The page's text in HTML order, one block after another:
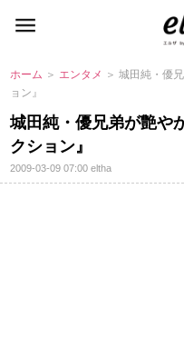
ホーム ＞ エンタメ ＞ 城田純・優
ョン』
城田純・優兄弟が艶
クション』
2009-03-09 07:00eltha